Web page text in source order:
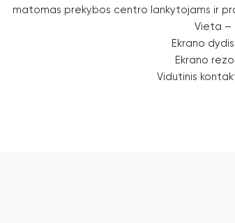
matomas prekybos centro lankytojams ir
Vieta –
Ekrano
Ekrano
Vidutinis